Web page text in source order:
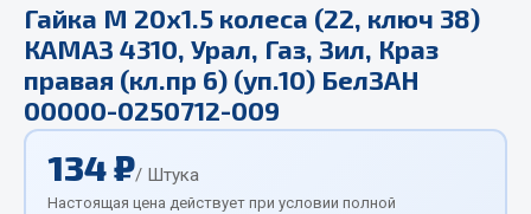
Аксессуары автомобильные
Аптечки и знаки автомобильные
Брызговики
Вентиляторы кабины
Показать ещё
Гайка М 20х1.5 колеса (22, ключ 38)
КАМАЗ 4310, Урал, Газ, Зил, Краз
правая (кл.пр 6) (уп.10) БелЗАН
00000-0250712-009
134 ₽/ Штука
Настоящая цена действует при условии полной